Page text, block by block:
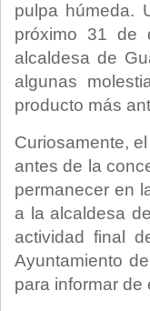
pulpa húmeda.
próximo 31 de
alcaldesa de
algunas
producto más
Curiosamente,
antes de la
permanecer en
a la alcaldesa
actividad final
Ayuntamiento
para informar de